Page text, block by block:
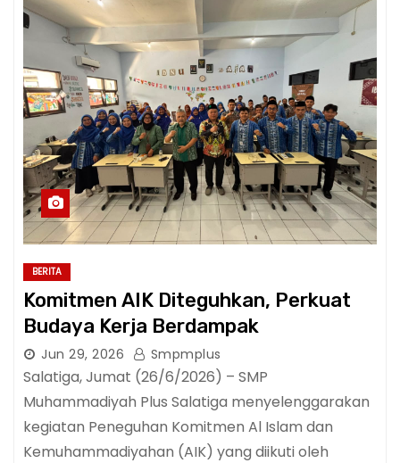
BERITA
Komitmen AIK Diteguhkan, Perkuat
Budaya Kerja Berdampak
Jun 29, 2026 Smpmplus
Salatiga, Jumat (26/6/2026) – SMP
Muhammadiyah Plus Salatiga menyelenggarakan
kegiatan Peneguhan Komitmen Al Islam dan
Kemuhammadiyahan (AIK) yang diikuti oleh